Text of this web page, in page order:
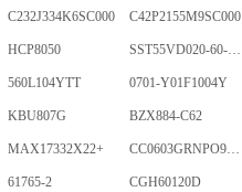
C232J334K6SC000 C42P2155M9SC000
HCP8050 SST55VD020-60-C-TQWE
560L104YTT 0701-Y01F1004Y
KBU807G BZX884-C62
MAX17332X22+ CC0603GRNPO9BN400
61765-2 CGH60120D